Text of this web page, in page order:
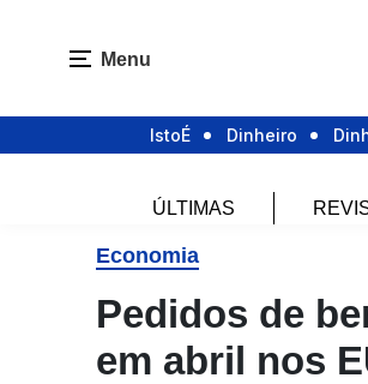
Menu
IstoÉ Dinheiro
ÚLTIMAS
Economia
Pedidos de
em abril nos